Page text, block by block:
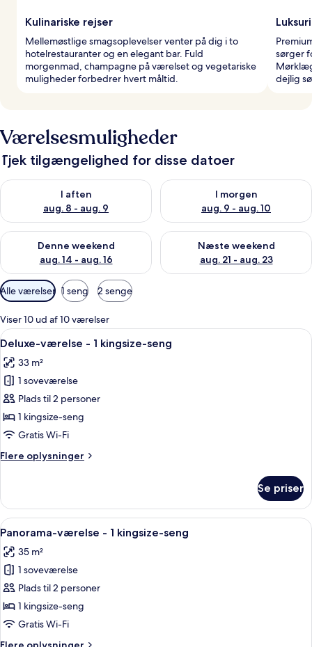
Kulinariske rejser
Mellemøstlige smagsoplevelser venter på dig i to
hotelrestauranter og en elegant bar. Fuld
morgenmad, champagne på værelset og vegetariske
muligheder forbedrer hvert måltid.
sørger
dejlig
Værelsesmuligheder
Tjek tilgængelighed for disse datoer
I aften
aug. 8 - aug. 9
Tjek tilgængelighed for i aften aug. 8 - aug. 9
I morgen
aug. 9 - aug. 10
Tjek tilgængelighed for i
Denne weekend
aug. 14 - aug. 16
Tjek tilgængelighed for denne weekend aug. 14 - aug. 16
Næste weekend
aug. 21 - aug. 23
Tjek tilgængelighed for næste
Tilgængelige
filtre
for
værelser
Alle værelser 1 seng 2 senge
Viser 10 ud af 10 værelser
Indlæs
alle
billeder
af
Deluxe-
værelse
-
kingsize-
Et hotelværelse med en stor seng,
8
Deluxe-værelse - 1 kingsize-seng
33 m²
1 soveværelse
Plads til 2 personer
1 kingsize-seng
Gratis Wi-Fi
Flere oplysninger
Flere
værelse
1
seng
Se priser
Indlæs
alle
billeder
af
Panorama-
værelse
-
Et hotelværelse med en stor seng,
7
Panorama-værelse - 1 kingsize-seng
35 m²
1 soveværelse
Plads til 2 personer
1 kingsize-seng
Gratis Wi-Fi
Flere